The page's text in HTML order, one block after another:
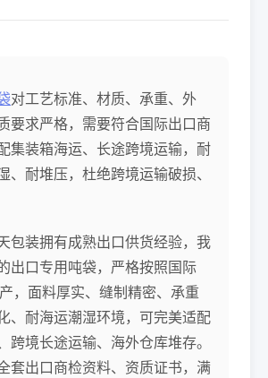
对工艺标准、材质、承重、外
要求严格，需要符合国际出口商
集装箱海运、长途跨境运输，耐
、耐堆压，杜绝跨境运输破损、
包装拥有成熟出口供货经验，我
出口专用吨袋，严格按照国际
，面料厚实、缝制精密、承重
、耐海运潮湿环境，可完美适配
跨境长途运输、海外仓库堆存。
套出口商检资料、资质证书，满